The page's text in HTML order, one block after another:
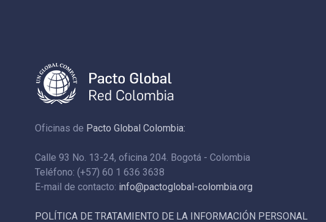
Oficinas de Pacto Global Colombia:
Calle 93 No. 13-24, oficina 204. Bogotá - Colombia
Teléfono: (+57) 60 1 636 3638
E-mail de contacto: info@pactoglobal-colombia.org
POLÍTICA DE TRATAMIENTO DE LA INFORMACIÓN PERSONAL